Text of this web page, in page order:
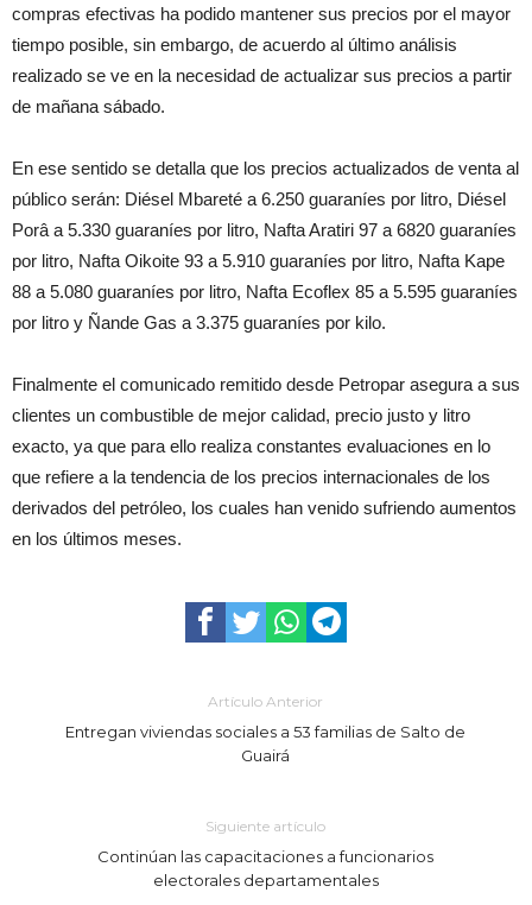
compras efectivas ha podido mantener sus precios por el mayor
tiempo posible, sin embargo, de acuerdo al último análisis
realizado se ve en la necesidad de actualizar sus precios a partir
de mañana sábado.
En ese sentido se detalla que los precios actualizados de venta al
público serán: Diésel Mbareté a 6.250 guaraníes por litro, Diésel
Porâ a 5.330 guaraníes por litro, Nafta Aratiri 97 a 6820 guaraníes
por litro, Nafta Oikoite 93 a 5.910 guaraníes por litro, Nafta Kape
88 a 5.080 guaraníes por litro, Nafta Ecoflex 85 a 5.595 guaraníes
por litro y Ñande Gas a 3.375 guaraníes por kilo.
Finalmente el comunicado remitido desde Petropar asegura a sus
clientes un combustible de mejor calidad, precio justo y litro
exacto, ya que para ello realiza constantes evaluaciones en lo
que refiere a la tendencia de los precios internacionales de los
derivados del petróleo, los cuales han venido sufriendo aumentos
en los últimos meses.
Artículo Anterior
Entregan viviendas sociales a 53 familias de Salto de
Guairá
Siguiente artículo
Continúan las capacitaciones a funcionarios
electorales departamentales